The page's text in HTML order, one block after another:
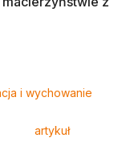
i wychowanie
artykuł